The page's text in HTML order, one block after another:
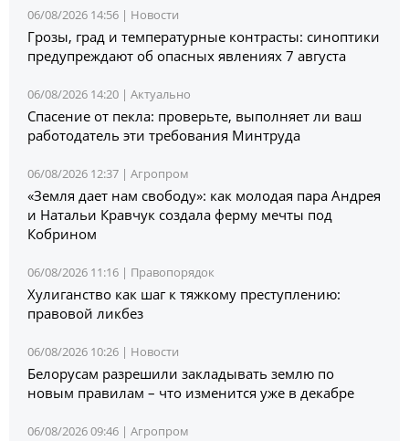
06/08/2026 14:56 | Новости
Грозы, град и температурные контрасты: синоптики
предупреждают об опасных явлениях 7 августа
06/08/2026 14:20 | Актуально
Спасение от пекла: проверьте, выполняет ли ваш
работодатель эти требования Минтруда
06/08/2026 12:37 | Агропром
«Земля дает нам свободу»: как молодая пара Андрея
и Натальи Кравчук создала ферму мечты под
Кобрином
06/08/2026 11:16 | Правопорядок
Хулиганство как шаг к тяжкому преступлению:
правовой ликбез
06/08/2026 10:26 | Новости
Белорусам разрешили закладывать землю по
новым правилам – что изменится уже в декабре
06/08/2026 09:46 | Агропром